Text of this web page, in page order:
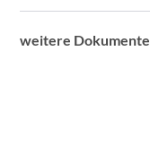
weitere Dokumente